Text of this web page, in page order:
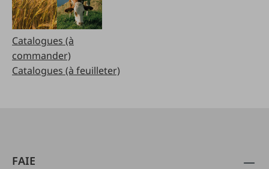
Catalogues (à
commander)
Catalogues (à feuilleter)
FAIE